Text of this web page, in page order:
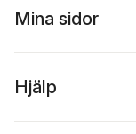
Mina sidor
Hjälp